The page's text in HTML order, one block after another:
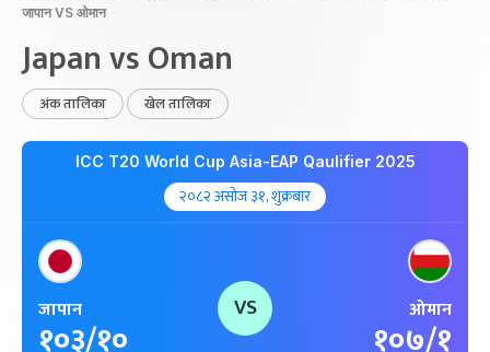
जापान VS ओमान
Japan vs Oman
अंक तालिका खेल तालिका
ICC T20 World Cup Asia-EAP Qaulifier 2025
२०८२ असोज ३१, शुक्रबार
जापान
१०३/१०
VS ओमान
१०७/१